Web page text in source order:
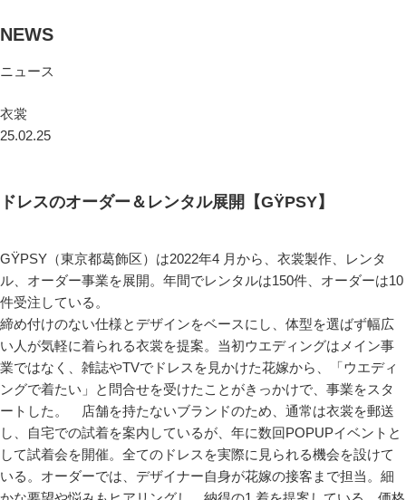
NEWS
ニュース
衣裳
25.02.25
ドレスのオーダー＆レンタル展開【GŸPSY】
GŸPSY（東京都葛飾区）は2022年4 月から、衣裳製作、レンタ
ル、オーダー事業を展開。年間でレンタルは150件、オーダーは10
件受注している。
締め付けのない仕様とデザインをベースにし、体型を選ばず幅広
い人が気軽に着られる衣裳を提案。当初ウエディングはメイン事
業ではなく、雑誌やTVでドレスを見かけた花嫁から、「ウエディ
ングで着たい」と問合せを受けたことがきっかけで、事業をスタ
ートした。 店舗を持たないブランドのため、通常は衣裳を郵送
し、自宅での試着を案内しているが、年に数回POPUPイベントと
して試着会を開催。全てのドレスを実際に見られる機会を設けて
いる。オーダーでは、デザイナー自身が花嫁の接客まで担当。細